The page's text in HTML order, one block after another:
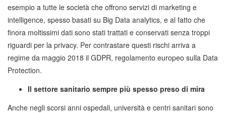
esempio a tutte le società che offrono servizi di marketing e
intelligence, spesso basati su Big Data analytics, e al fatto che
finora moltissimi dati sono stati trattati e conservati senza troppi
riguardi per la privacy. Per contrastare questi rischi arriva a
regime da maggio 2018 il GDPR, regolamento europeo sulla Data
Protection.
Il settore sanitario sempre più spesso preso di mira
Anche negli scorsi anni ospedali, università e centri sanitari sono